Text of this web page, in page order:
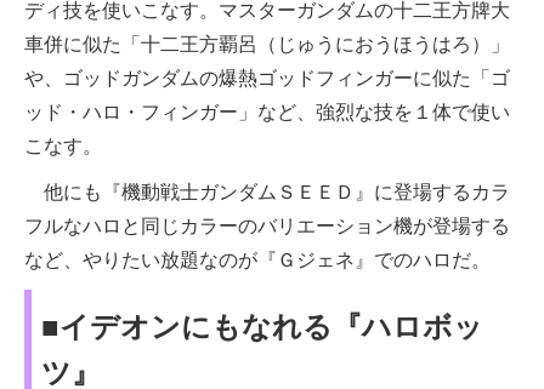
ディ技を使いこなす。マスターガンダムの十二王方牌大
車併に似た「十二王方覇呂（じゅうにおうほうはろ）」
や、ゴッドガンダムの爆熱ゴッドフィンガーに似た「ゴ
ッド・ハロ・フィンガー」など、強烈な技を１体で使い
こなす。
他にも『機動戦士ガンダムＳＥＥＤ』に登場するカラ
フルなハロと同じカラーのバリエーション機が登場する
など、やりたい放題なのが『Ｇジェネ』でのハロだ。
■イデオンにもなれる『ハロボッ
ツ』